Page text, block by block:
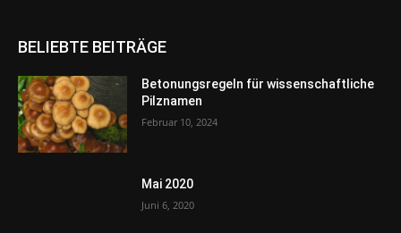
BELIEBTE BEITRÄGE
Betonungsregeln für wissenschaftliche
Pilznamen
Februar 10, 2024
Mai 2020
Juni 6, 2020